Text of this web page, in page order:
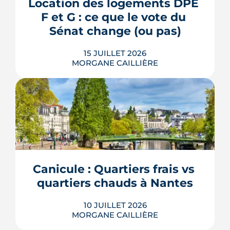
Lallement, féministe et résistante.
LIRE L'ARTICLE
Location des logements DPE
F et G : ce que le vote du
Sénat change (ou pas)
15 JUILLET 2026
MORGANE CAILLIÈRE
La location des logements DPE F et G
revient au cœur du débat : le 8 juillet
2026, le Sénat a voté des dérogations à
leur interdiction de mise en location.
cas des copropriétés, baux en cours :
voici ce que le texte prévoit réellement,
et surtout ce qu...
LIRE L'ARTICLE
Canicule : Quartiers frais vs
quartiers chauds à Nantes
10 JUILLET 2026
MORGANE CAILLIÈRE